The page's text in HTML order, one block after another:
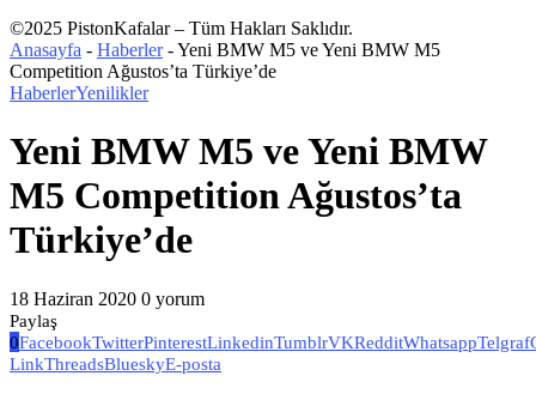
©2025 PistonKafalar – Tüm Hakları Saklıdır.
Anasayfa - Haberler-Yeni BMW M5 ve Yeni BMW M5
Competition Ağustos’ta Türkiye’de
HaberlerYenilikler
Yeni BMW M5 ve Yeni BMW
M5 Competition Ağustos’ta
Türkiye’de
18 Haziran 2020 0 yorum
Paylaş
0FacebookTwitterPinterestLinkedinTumblrVKRedditWhatsappTelgraf
LinkThreadsBlueskyE-posta